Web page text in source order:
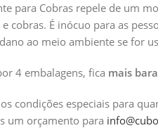
para Cobras repele de um
e cobras. É inócuo para as
ao meio ambiente se for
4 embalagens, fica mais
condições especiais para
um orçamento para